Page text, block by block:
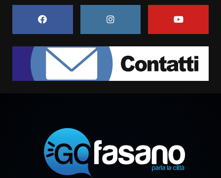
Belvedere. Il rapimento”
6 Agosto 2026 06:15
1
Rivoluzione”: nuovo
appuntamento con “Fasano in
Banda”
campionato di calcio”
7 Agosto 2026 06:00